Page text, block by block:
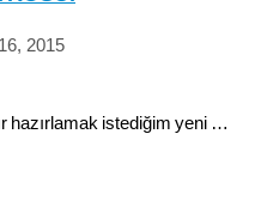
2015
hazırlamak istediğim yeni …